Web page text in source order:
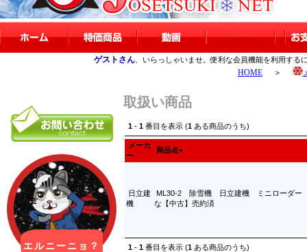
ゲストさん 、いらっしゃいませ。便利な会員機能を利用する
HOME ＞
取扱い商品
1 - 1 番目を表示 (1 ある商品のうち)
メーカ
ー
商品名+
日立建
機
ML30-2 除雪機 日立建機 ミニローダー
な【中古】売約済
1 - 1 番目を表示 (1 ある商品のうち)